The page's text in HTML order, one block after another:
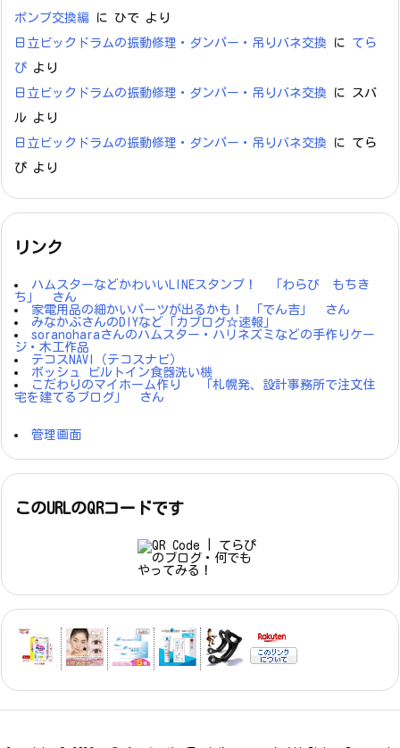
ポンプ交換編 に ひで より
日立ビックドラムの振動修理・ダンパー・吊りバネ交換 に てら
ぴ より
日立ビックドラムの振動修理・ダンパー・吊りバネ交換 に
スバ
ル より
日立ビックドラムの振動修理・ダンパー・吊りバネ交換 に てら
ぴ より
リンク
ハムスターなどかわいいLINEスタンプ！ 「わらび もちき
ち」 さん
家電用品の細かいパーツが出るかも！ 「でん吉」 さん
みなかぶさんのDIYなど「カブログ☆速報」
soranoharaさんのハムスター・ハリネズミなどの手作りケー
ジ・木工作品
テコスNAVI（テコスナビ）
ボッシュ ビルトイン食器洗い機
こだわりのマイホーム作り 「札幌発、設計事務所で注文住
宅を建てるブログ」 さん
管理画面
このURLのQRコードです